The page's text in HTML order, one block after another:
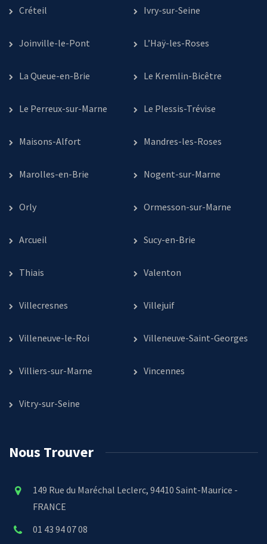
Créteil Ivry-sur-Seine
Joinville-le-Pont L’Haÿ-les-Roses
La Queue-en-Brie Le Kremlin-Bicêtre
Le Perreux-sur-Marne Le Plessis-Trévise
Maisons-Alfort Mandres-les-Roses
Marolles-en-Brie Nogent-sur-Marne
Orly Ormesson-sur-Marne
Arcueil Sucy-en-Brie
Thiais Valenton
Villecresnes Villejuif
Villeneuve-le-Roi Villeneuve-Saint-Georges
Villiers-sur-Marne Vincennes
Vitry-sur-Seine
Nous Trouver
149 Rue du Maréchal Leclerc, 94410 Saint-Maurice -
FRANCE
01 43 94 07 08